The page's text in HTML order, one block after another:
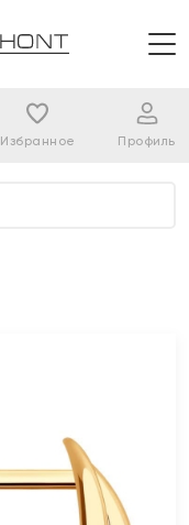
Избранное Профиль